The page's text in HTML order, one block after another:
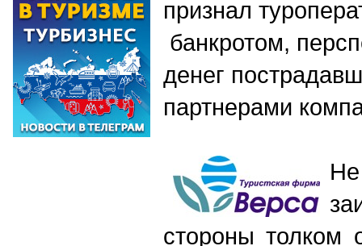
признал
банкротом,
денег
партнерами
стороны толком